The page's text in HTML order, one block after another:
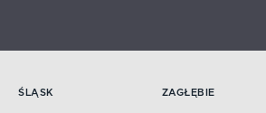
ŚLĄSK ZAGŁĘBIE